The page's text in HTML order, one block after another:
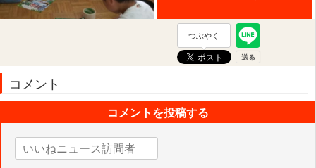
つぶやく
コメント
コメントを投稿する